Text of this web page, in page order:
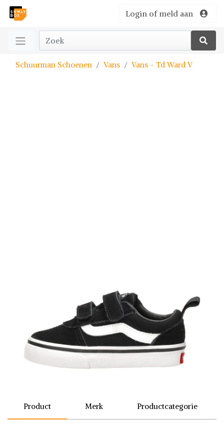
Login of meld aan
Schuurman Schoenen Vans Vans - Td Ward V
Product Merk Productcategorie